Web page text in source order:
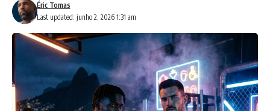
Last updated: junho 2, 2026 1:31 am
Éric Tomas